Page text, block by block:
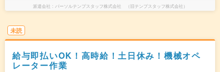
派遣会社 パーソルテンプスタッフ株式会社 （旧テンプスタッフ株式会社）
未読
給与即払いOK！高時給！土日休み！機械オペ
レーター作業